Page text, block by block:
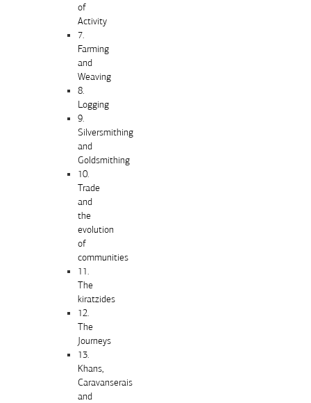
of
Activity
7.
Farming
and
Weaving
8.
Logging
9.
Silversmithing
and
Goldsmithing
10.
Trade
and
the
evolution
of
communities
11.
The
kiratzides
12.
The
Journeys
13.
Khans,
Caravanserais
and